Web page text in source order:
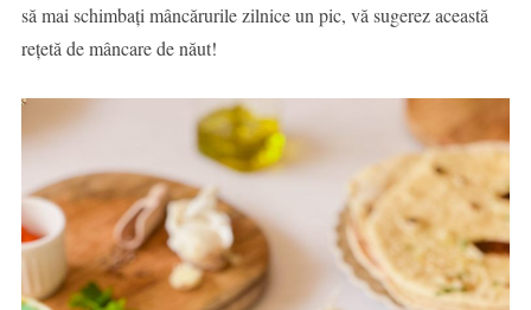
să mai schimbați mâncărurile zilnice un pic, vă sugerez această
rețetă de mâncare de năut!